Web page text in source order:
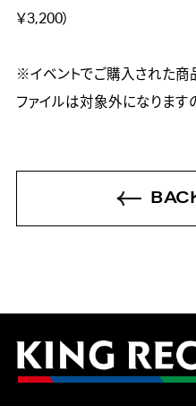
￥3,200）
※イベントでご購入された商
ファイルは対象外になります